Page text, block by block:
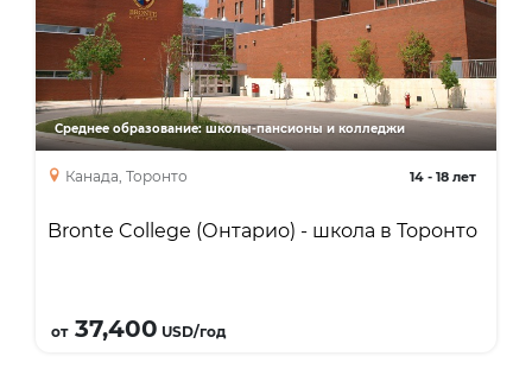
Среднее образование: школы-пансионы и колледжи
14 - 18 лет
Канада, Торонто
Bronte College (Онтарио) - школа в Торонто
от37,400 USD/год
High School Diploma